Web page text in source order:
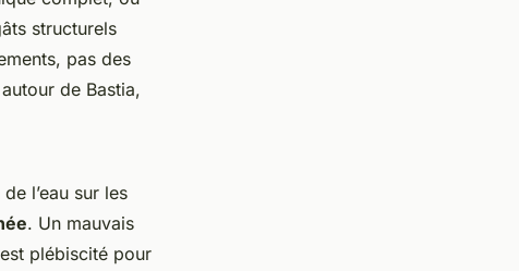
structurels
pas des
de Bastia,
l’eau sur les
. Un mauvais
plébiscité pour